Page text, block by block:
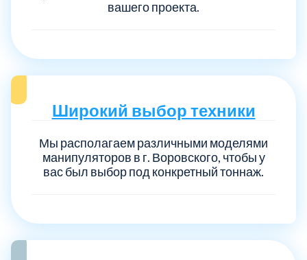
вашего проекта.
Широкий выбор техники
Мы располагаем различными моделями
манипуляторов в г. Воровского, чтобы у
вас был выбор под конкретный тоннаж.